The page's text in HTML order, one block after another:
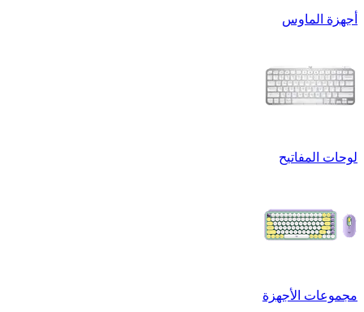
أجهزة الماوس
لوحات المفاتيح
مجموعات الأجهزة